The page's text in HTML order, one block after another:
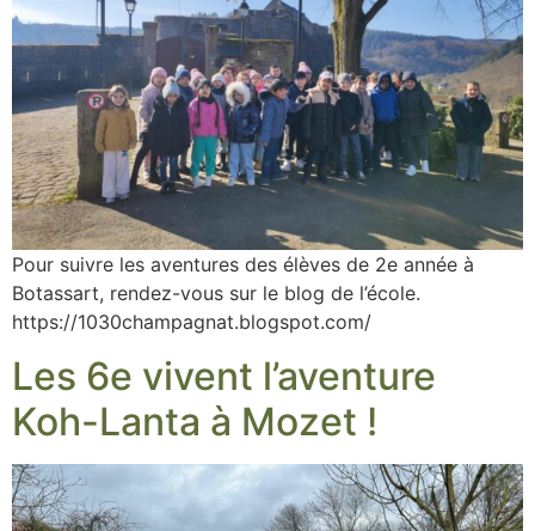
Pour suivre les aventures des élèves de 2e année à
Botassart, rendez-vous sur le blog de l’école.
https://1030champagnat.blogspot.com/
Les 6e vivent l’aventure
Koh-Lanta à Mozet !